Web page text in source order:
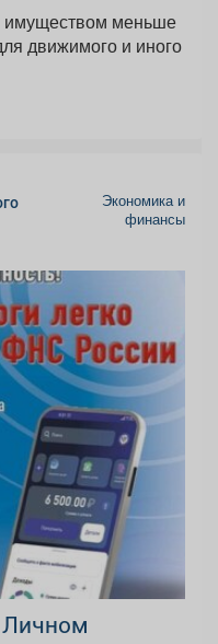
имуществом меньше
движимого и иного
Экономика и
финансы